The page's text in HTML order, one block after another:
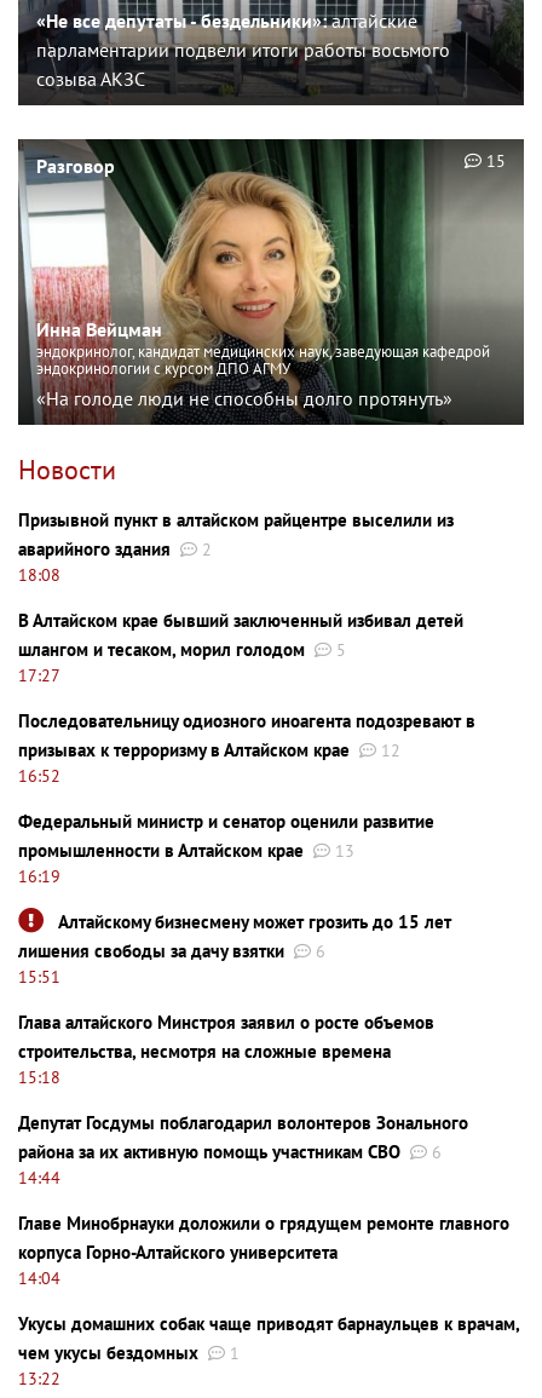
«Не все депутаты - бездельники»:алтайские
парламентарии подвели итоги работы восьмого
созыва АКЗС
Разговор
Инна Вейцман
эндокринолог, кандидат медицинских наук, заведующая кафедрой
эндокринологии с курсом ДПО АГМУ
«На голоде люди не способны долго протянуть»
15
Новости
Призывной пункт в алтайском райцентре выселили из
аварийного здания
2
18:08
В Алтайском крае бывший заключенный избивал детей
шлангом и тесаком, морил голодом
5
17:27
Последовательницу одиозного иноагента подозревают в
призывах к терроризму в Алтайском крае
12
16:52
Федеральный министр и сенатор оценили развитие
промышленности в Алтайском крае
13
16:19
Алтайскому бизнесмену может грозить до 15 лет
лишения свободы за дачу взятки
6
15:51
Глава алтайского Минстроя заявил о росте объемов
строительства, несмотря на сложные времена
15:18
Депутат Госдумы поблагодарил волонтеров Зонального
района за их активную помощь участникам СВО
6
14:44
Главе Минобрнауки доложили о грядущем ремонте главного
корпуса Горно-Алтайского университета
14:04
Укусы домашних собак чаще приводят барнаульцев к врачам,
чем укусы бездомных
1
13:22